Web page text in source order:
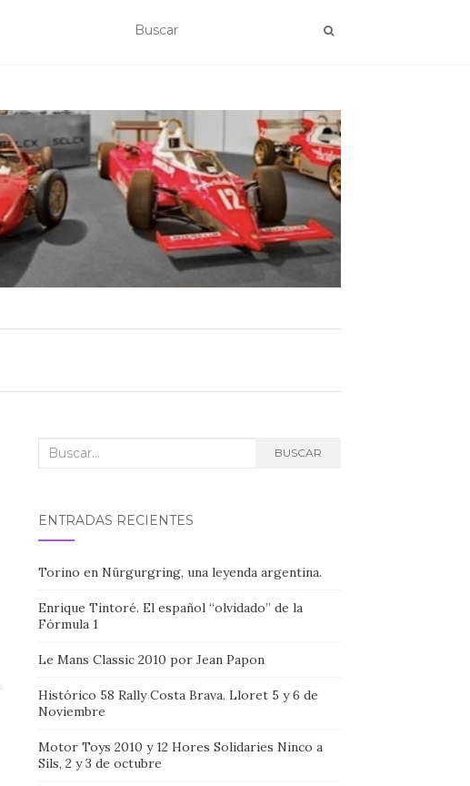
Buscar: BUSCAR
ENTRADAS RECIENTES
Torino en Nürgurgring, una leyenda argentina.
Enrique Tintoré. El español “olvidado” de la
Fórmula 1
Le Mans Classic 2010 por Jean Papon
Histórico 58 Rally Costa Brava. Lloret 5 y 6 de
Noviembre
Motor Toys 2010 y 12 Hores Solidaries Ninco a
Sils, 2 y 3 de octubre